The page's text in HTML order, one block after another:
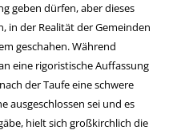
geben dürfen, aber dieses
in der Realität der Gemeinden
geschahen. Während
eine rigoristische Auffassung
der Taufe eine schwere
ausgeschlossen sei und es
hielt sich großkirchlich die